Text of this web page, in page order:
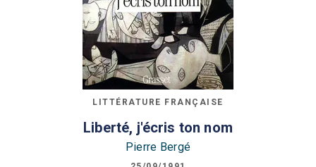
LITTÉRATURE FRANÇAISE
Liberté, j'écris ton nom
Pierre Bergé